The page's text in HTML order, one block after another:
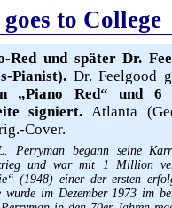
to College
Red und später Dr.
Pianist). Dr. Feelgood
„Piano Red“ und 6
signiert. Atlanta
Cover.
Perryman begann seine
und war mit 1 Million
(1948) einer der ersten
im Dezember 1973 im